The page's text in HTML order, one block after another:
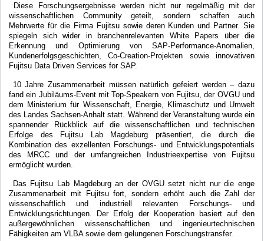
Diese Forschungsergebnisse werden nicht nur regelmäßig mit der
wissenschaftlichen Community geteilt, sondern schaffen auch
Mehrwerte für die Firma Fujitsu sowie deren Kunden und Partner. Sie
spiegeln sich wider in branchenrelevanten White Papers über die
Erkennung und Optimierung von SAP-Performance-Anomalien,
Kundenerfolgsgeschichten, Co-Creation-Projekten sowie innovativen
Fujitsu Data Driven Services for SAP.
10 Jahre Zusammenarbeit müssen natürlich gefeiert werden – dazu
fand ein Jubiläums-Event mit Top-Speakern von Fujitsu, der OVGU und
dem Ministerium für Wissenschaft, Energie, Klimaschutz und Umwelt
des Landes Sachsen-Anhalt statt. Während der Veranstaltung wurde ein
spannender Rückblick auf die wissenschaftlichen und technischen
Erfolge des Fujitsu Lab Magdeburg präsentiert, die durch die
Kombination des exzellenten Forschungs- und Entwicklungspotentials
des MRCC und der umfangreichen Industrieexpertise von Fujitsu
ermöglicht wurden.
Das Fujitsu Lab Magdeburg an der OVGU setzt nicht nur die enge
Zusammenarbeit mit Fujitsu fort, sondern erhöht auch die Zahl der
wissenschaftlich und industriell relevanten Forschungs- und
Entwicklungsrichtungen. Der Erfolg der Kooperation basiert auf den
außergewöhnlichen wissenschaftlichen und ingenieurtechnischen
Fähigkeiten am VLBA sowie dem gelungenen Forschungstransfer.